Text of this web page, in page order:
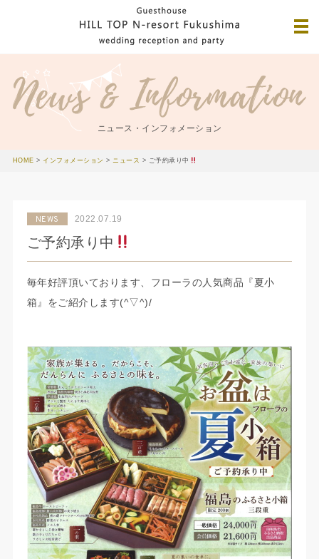
ニュース・インフォメーション
HOME > インフォメーション >ニュース > ご予約承り中
NEWS 2022.07.19
ご予約承り中
毎年好評頂いております、フローラの人気商品『夏小
箱』をご紹介します(^▽^)/